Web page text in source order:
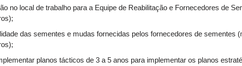
no local de trabalho para a Equipe de Reabilitação e Fornecedores de
das sementes e mudas fornecidas pelos fornecedores de sementes
planos tácticos de 3 a 5 anos para implementar os planos